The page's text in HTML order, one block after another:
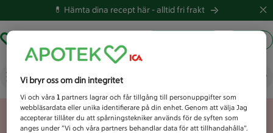
💊 Hämta dina recept här -alltid fri frakt
Vad letar du efter idag?
Unknown error
Vi bryr oss om din integritet
Vi och våra1 partners lagrar och får tillgång till personuppgifter som
webbläsardata eller unika identifierare på din enhet. Genom att välja Jag
accepterar tillåter du att spårningstekniker används för de syften som
anges under ”Vi och våra partners behandlar data för att tillhandahålla”.